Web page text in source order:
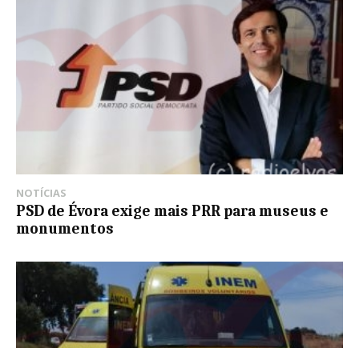
NOTÍCIAS
PSD de Évora exige mais PRR para museus e
monumentos